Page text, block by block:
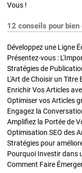
Vous !
12 conseils pour
Développez une Ligne
Présentez-vous :
L'Art de Choisir un Titre
Optimiser vos Articles
Engagez la
Amplifiez la Portée de